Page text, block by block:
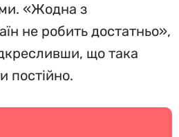
«Жодна з
не робить достатньо»,
що така
постійно.